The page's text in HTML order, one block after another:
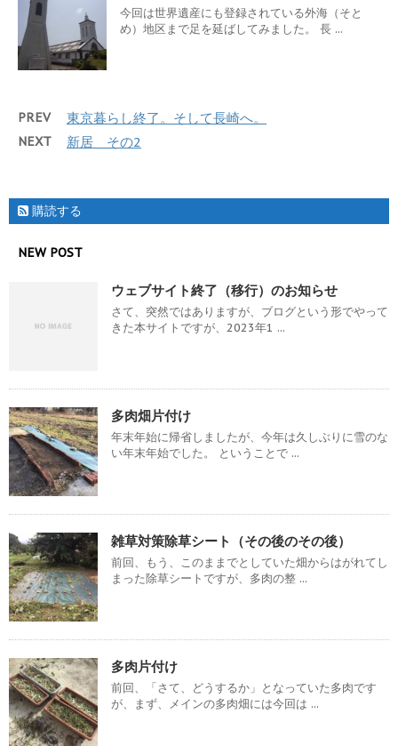
今回は世界遺産にも登録されている外海（そと
め）地区まで足を延ばしてみました。 長 ...
PREV 東京暮らし終了。そして長崎へ。
NEXT 新居 その2
購読する
NEW POST
ウェブサイト終了（移行）のお知らせ
さて、突然ではありますが、ブログという形でやって
きた本サイトですが、2023年1 ...
多肉畑片付け
年末年始に帰省しましたが、今年は久しぶりに雪のな
い年末年始でした。 ということで ...
雑草対策除草シート（その後のその後）
前回、もう、このままでとしていた畑からはがれてし
まった除草シートですが、多肉の整 ...
多肉片付け
前回、「さて、どうするか」となっていた多肉です
が、まず、メインの多肉畑には今回は ...